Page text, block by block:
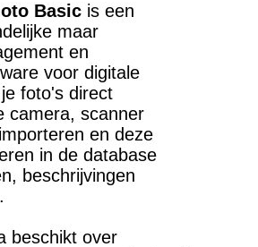
Basic is een
maar
en
voor digitale
foto's direct
camera, scanner
en deze
in de database
beschrijvingen
beschikt over